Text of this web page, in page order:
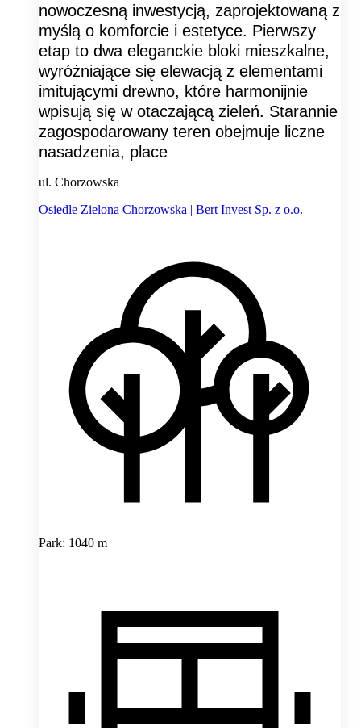
nowoczesną inwestycją, zaprojektowaną z
myślą o komforcie i estetyce. Pierwszy
etap to dwa eleganckie bloki mieszkalne,
wyróżniające się elewacją z elementami
imitującymi drewno, które harmonijnie
wpisują się w otaczającą zieleń. Starannie
zagospodarowany teren obejmuje liczne
nasadzenia, place
ul. Chorzowska
Osiedle Zielona Chorzowska | Bert Invest Sp. z o.o.
Park: 1040 m